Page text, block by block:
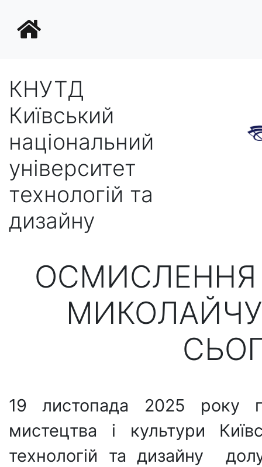
КНУТД
Київський
національний
університет
технологій та
дизайну
ОСМИСЛЕННЯ
19 листопада 2025 року
мистецтва і культури
технологій та дизайну